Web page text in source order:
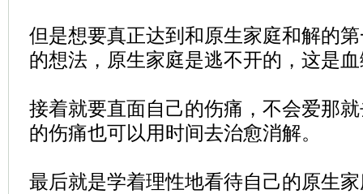
但是想要真正达到和原生家庭和解的
的想法，原生家庭是逃不开的，这是
接着就要直面自己的伤痛，不会爱那
的伤痛也可以用时间去治愈消解。
最后就是学着理性地看待自己的原生